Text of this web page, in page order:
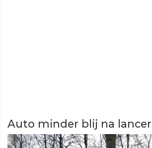
Auto minder blij na